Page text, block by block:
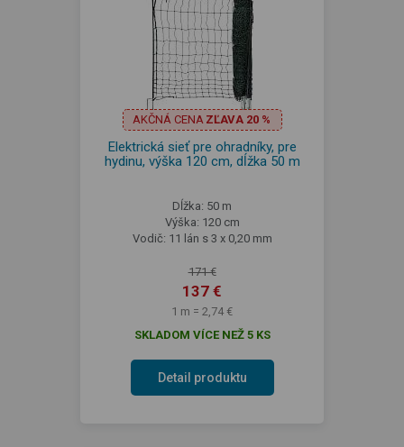
AKČNÁ CENA ZĽAVA 20 %
Elektrická sieť pre ohradníky, pre
hydinu, výška 120 cm, dĺžka 50 m
Dĺžka: 50 m
Výška: 120 cm
Vodič: 11 lán s 3 x 0,20 mm
171 €
137 €
1 m = 2,74 €
SKLADOM VÍCE NEŽ 5 KS
Detail produktu